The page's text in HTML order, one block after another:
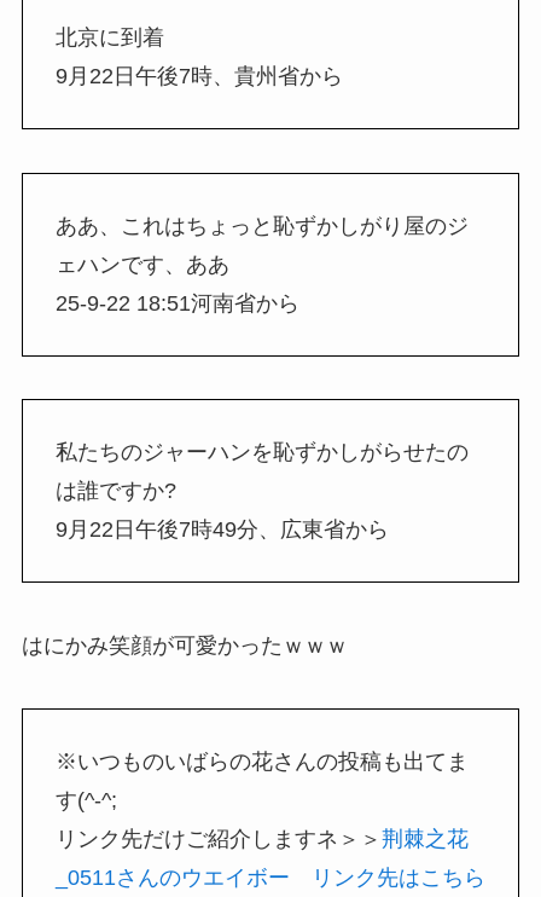
北京に到着
9月22日午後7時、貴州省から
ああ、これはちょっと恥ずかしがり屋のジ
ェハンです、ああ
25-9-22 18:51河南省から
私たちのジャーハンを恥ずかしがらせたの
は誰ですか?
9月22日午後7時49分、広東省から
はにかみ笑顔が可愛かったｗｗｗ
※いつものいばらの花さんの投稿も出てま
す(^-^;
リンク先だけご紹介しますネ＞＞ 荆棘之花
_0511さんのウエイボー リンク先はこちら